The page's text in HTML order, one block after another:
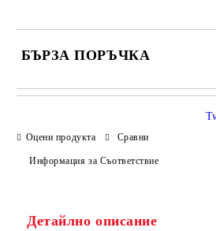
БЪРЗА ПОРЪЧКА
САМО ПОПЪЛНЕТЕ 2
Оцени продукта Сравни
Информация за Съответствие
Детайлно описание